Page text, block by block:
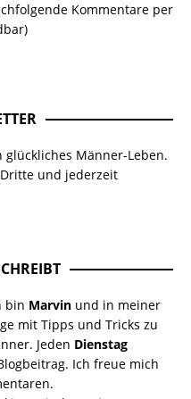
Kommentare per
Männer-Leben.
und jederzeit
bin Marvin und in meiner
mit Tipps und Tricks zu
Jeden Dienstag
Ich freue mich